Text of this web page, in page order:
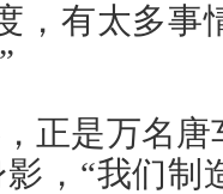
，有太多事
是万名唐
，“我们制